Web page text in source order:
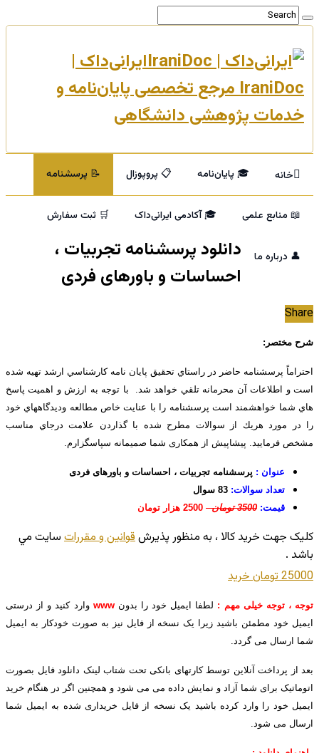
ایرانی‌داک |
IraniDoc مرجع تخصصی پایان‌نامه و
خدمات پژوهشی دانشگاهی
خانه 🎓 پایان‌نامه 📋 پروپوزال 📝 پرسشنامه
📖 منابع علمی 🎓 آکادمی ایرانی‌داک 🛒 ثبت سفارش
👤 درباره ما
دانلود پرسشنامه تجربیات ،
احساسات و باورهای فردی
Share
شرح مختصر:
احتراماً پرسشنامه حاضر در راستاي تحقيق پايان نامه كارشناسي ارشد تهيه شده
است و اطلاعات آن محرمانه تلقي خواهد شد. با توجه به ارزش و اهميت پاسخ
هاي شما خواهشمند است پرسشنامه را با عنايت خاص مطالعه وديدگاههاي خود
را در مورد هريك از سوالات مطرح شده با گذاردن علامت درجاي مناسب
مشخص فرماييد. پیشاپیش از همکاری شما صمیمانه سپاسگزارم.
عنوان : پرسشنامه تجربیات ، احساسات و باورهای فردی
تعداد سوالات:
قیمت: 3500 تومان
کليک جهت خريد کالا ، به منظور پذيرشقوانين و مقررات سايت مي
باشد .
25000 تومان
خريد
توجه ، توجه خیلی مهم : لطفا ایمیل خود را بدون www وارد کنید و از درستی
ایمیل خود مطمئن باشید زیرا یک نسخه از فایل نیز به صورت خودکار به ایمیل
شما ارسال می گردد.
بعد از پرداخت آنلاین توسط کارتهای بانکی تحت شتاب لینک دانلود فایل بصورت
اتوماتیک برای شما آزاد و نمایش داده می می شود و همچنین اگر در هنگام خرید
ایمیل خود را وارد کرده باشید یک نسخه از فایل خریداری شده به ایمیل شما
ارسال می شود.